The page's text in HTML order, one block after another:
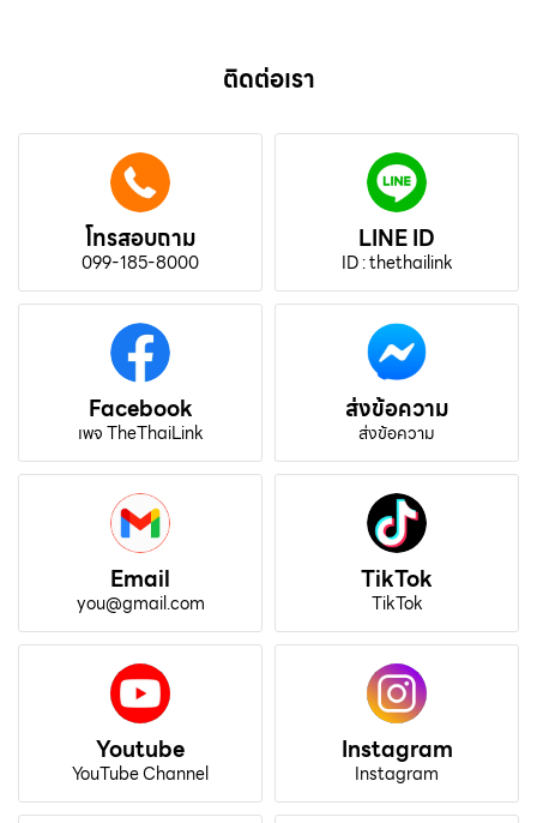
ติดต่อเรา
โทรสอบถาม
099-185-8000
LINE ID
ID : thethailink
Facebook
เพจ TheThaiLink
ส่งข้อความ
ส่งข้อความ
Email
you@gmail.com
TikTok
TikTok
Youtube
YouTube Channel
Instagram
Instagram